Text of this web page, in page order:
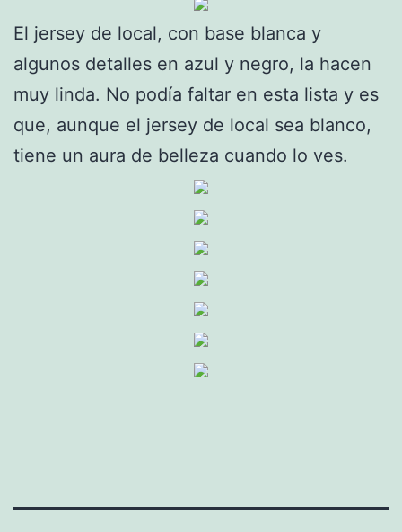
El jersey de local, con base blanca y
algunos detalles en azul y negro, la hacen
muy linda. No podía faltar en esta lista y es
que, aunque el jersey de local sea blanco,
tiene un aura de belleza cuando lo ves.